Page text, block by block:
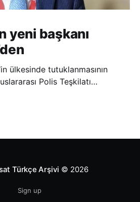
yeni başkanı
ülkesinde tutuklanmasının
Polis Teşkilatı
Türkçe Arşivi © 2026
Sign up